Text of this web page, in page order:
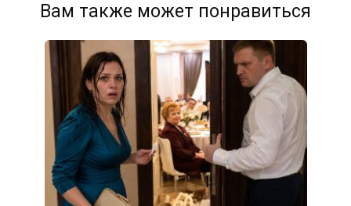
Вам также может понравиться